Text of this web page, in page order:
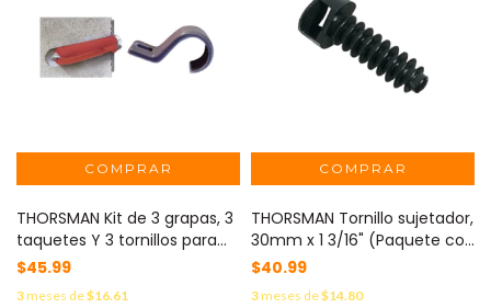
THORSMAN Kit de 3 grapas, 3
taquetes Y 3 tornillos para
sujetar conductores
redondos o tubo en muro
$45.99
3meses de$16.61
THORSMAN Tornillo sujetador,
30mm x 1 3/16" (Paquete con
6pzs) (1401-21101) MOD: TF-
$40.99
3meses de$14.80